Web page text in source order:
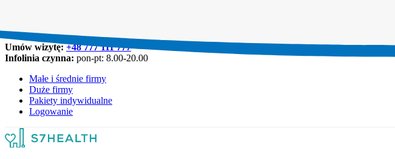
Umów wizytę:+48 777 111 777
Infolinia czynna: pon-pt: 8.00-20.00
Małe i średnie firmy
Duże firmy
Pakiety indywidualne
Logowanie